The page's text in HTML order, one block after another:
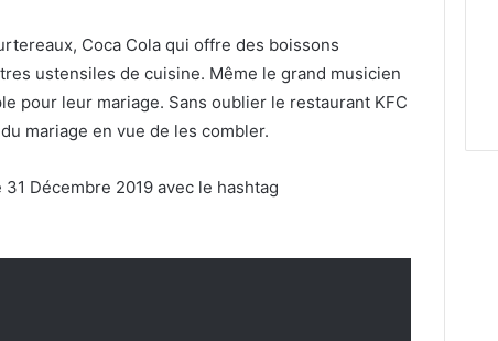
Coca Cola qui offre des boissons
ustensiles de cuisine. Même le grand musicien
pour leur mariage. Sans oublier le restaurant KFC
mariage en vue de les combler.
Décembre 2019 avec le hashtag